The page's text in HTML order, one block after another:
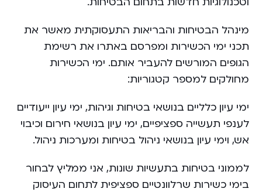
מינהל הבטיחות והבריאות התעסוקתית מאשר את
תכני ימי הכשירות ומפרסם באתרו את רשימת
הגופים המורשים להעביר אותם. ימי הכשירות
מחולקים למספר קטגוריות:
ימי עיון כלליים בנושאי בטיחות וגיהות, ימי עיון ייעודיים
לענפי תעשייה ספציפיים, ימי עיון בנושאי חירום וכיבוי
אש, וימי עיון בנושאי ניהול בטיחות ומערכות ניהול.
לממוני בטיחות בתעשיות שונות, אני ממליץ לבחור
בימי כשירות שרלוונטיים ספציפית לתחום העיסוק